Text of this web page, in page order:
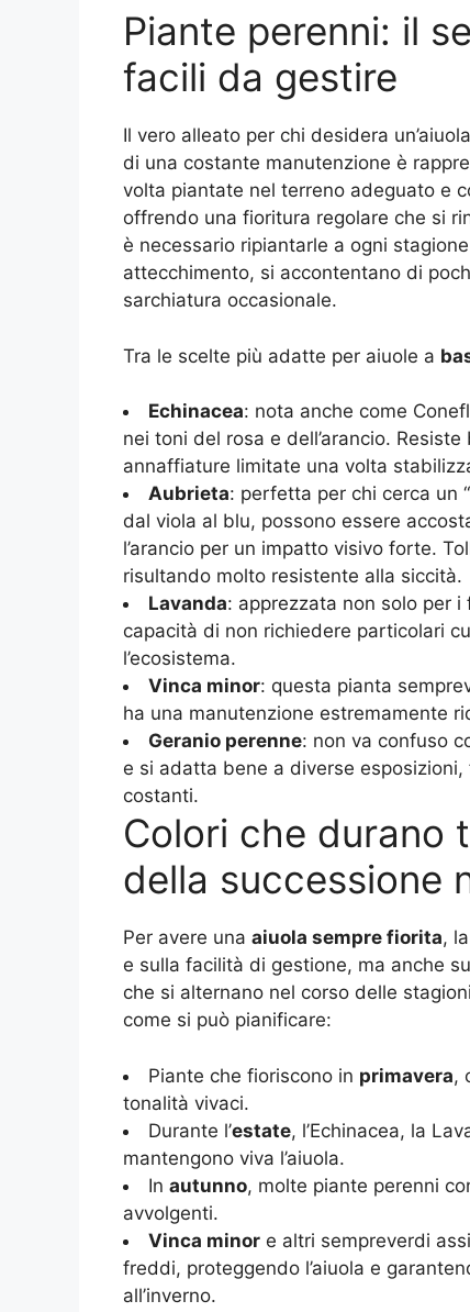
Piante perenni: il
facili da gestire
Il vero alleato per chi desidera
di una costante manutenzione è
volta piantate nel terreno adeguato e
offrendo una fioritura regolare che si
è necessario ripiantarle a ogni
attecchimento, si accontentano di
sarchiatura occasionale.
Tra le scelte più adatte per aiuole a
Echinacea: nota anche come
nei toni del rosa e dell’arancio.
annaffiature limitate una volta
Aubrieta: perfetta per chi cerca un
dal viola al blu, possono essere
l’arancio per un impatto visivo forte.
risultando molto resistente alla siccità.
Lavanda: apprezzata non solo per
capacità di non richiedere particolari
l’ecosistema.
Vinca minor: questa pianta
ha una manutenzione estremamente
Geranio perenne: non va confuso
e si adatta bene a diverse
costanti.
Colori che durano
della successione
Per avere una aiuola sempre fiorita,
e sulla facilità di gestione, ma anche
che si alternano nel corso delle
come si può pianificare:
Piante che fioriscono in primavera,
tonalità vivaci.
Durante l’estate, l’Echinacea, la
mantengono viva l’aiuola.
In autunno, molte piante perenni
avvolgenti.
Vinca minor e altri sempreverdi
freddi, proteggendo l’aiuola e
all’inverno.